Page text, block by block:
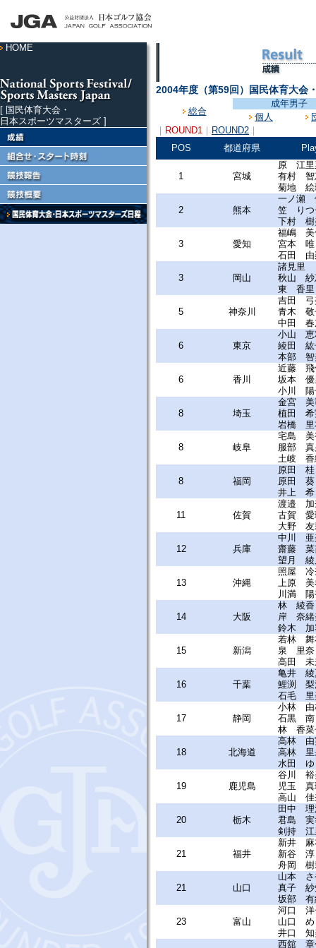
HOME
[ 国民体育大会・
日本スポーツマスターズ ]
2004年度（第59回）国民体育大会
総合
成年男子
個人
｜ ROUND1 ｜ ROUND2 ｜
POS
都道府県
1 宮城
原 江里
有村 智
菊地 絵
2 熊本
一ノ瀬
笠 りつ
下村 樹
3 愛知
福嶋 美
宮本 唯
石田 由
3 岡山
諸見里
秋山 紗
東 香里
5 神奈川
吉田 弓
青木 敬
中田 春
6 東京
小山 恵
綾田 紘
本部 智
6 香川
近藤 飛
坂本 優
小川 陽
8 埼玉
金宮 美
植田 希
岩橋 里
8 岐阜
宅島 美
服部 真
土岐 香
8 福岡
原田 桂
原田 葵
井上 希
11 佐賀
渡邉 加
古賀 愛
大野 友
12 兵庫
中川 亜
齋藤 菜
望月 綾
13 沖縄
照屋 冷
上原 美
川満 陽
14 大阪
林 綾香
岸 奈緒
鈴木 加
15 新潟
若林 舞
泉 里奈
高田 未
16 千葉
亀井 綾
鯉渕 梨
石毛 里
17 静岡
小林 由
石黒 南
林 香菜
18 北海道
高林 由
高林 里
水田 ゆ
19 鹿児島
谷川 裕
児玉 真
高山 佳
20 栃木
田中 理
君島 実
剣持 江
21 福井
新井 麻
新谷 淳
舟岡 樹
21 山口
山本 さ
真子 紗
坂部 有
23 富山
河口 洋
山口 め
井口 知
西舘 章